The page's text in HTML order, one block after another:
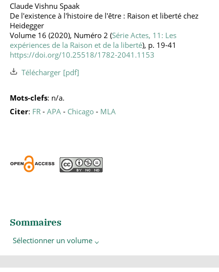
Claude Vishnu Spaak
De l'existence à l'histoire de l'être : Raison et liberté chez
Heidegger
Volume 16 (2020), Numéro 2 (Série Actes, 11: Les
expériences de la Raison et de la liberté), p. 19-41
https://doi.org/10.25518/1782-2041.1153
Télécharger
Mots-clefs: n/a.
Citer: FR - APA - Chicago - MLA
Sommaires
Sélectionner un volume